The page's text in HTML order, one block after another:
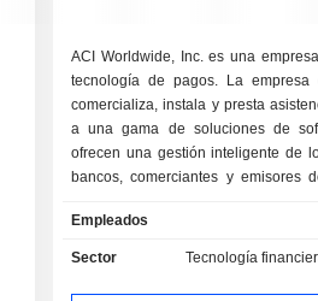
ACI Worldwide, Inc. es una
tecnología de pagos. La empresa
comercializa, instala y presta
a una gama de soluciones de
ofrecen una gestión inteligente de
bancos, comerciantes y emisores
«Emisores de facturas». Su
«Software de pagos» gestiona los
de pago a bancos grandes y
Empleados
Sector Tecnología